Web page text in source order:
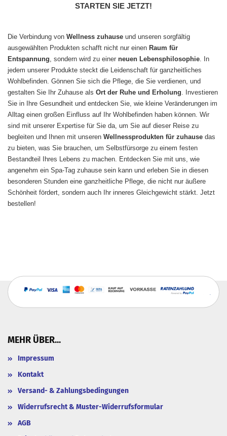
STARTEN SIE JETZT!
Die Verbindung von Wellness zuhause und unseren sorgfältig
ausgewählten Produkten schafft nicht nur einen Raum für
Entspannung, sondern wird zu einer neuen Lebensphilosophie. In
jedem unserer Produkte steckt die Leidenschaft für ganzheitliches
Wohlbefinden. Gönnen Sie sich die Pflege, die Sie verdienen, und
gestalten Sie Ihr Zuhause als Ort der Ruhe und Erholung. Investieren
Sie in Ihre Gesundheit und entdecken Sie, wie kleine Veränderungen im
Alltag einen großen Einfluss auf Ihr Wohlbefinden haben können. Wir
sind mit unserer Expertise für Sie da, um Sie auf dieser Reise zu
begleiten und Ihnen mit unseren Wellnessprodukten für zuhause das
zu bieten, was Sie brauchen, um Selbstfürsorge zu einem festen
Bestandteil Ihres Lebens zu machen. Entdecken Sie mit uns, wie
angenehm ein Spa-Tag zuhause sein kann und erleben Sie in diesen
besonderen Stunden eine ganzheitliche Pflege, die nicht nur äußere
Schönheit fördert, sondern auch Ihr inneres Gleichgewicht stärkt. Jetzt
bestellen!
MEHR ÜBER...
Impressum
Kontakt
Versand- & Zahlungsbedingungen
Widerrufsrecht & Muster-Widerrufsformular
AGB